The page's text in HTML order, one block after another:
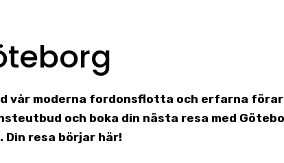
vår moderna fordonsflotta och erfarna
och boka din nästa resa med
resa börjar här!